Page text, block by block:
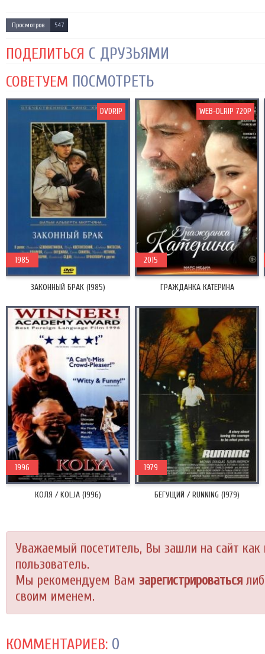
Просмотров 547
ПОДЕЛИТЬСЯ С ДРУЗЬЯМИ
СОВЕТУЕМ ПОСМОТРЕТЬ
ЗАКОННЫЙ БРАК (1985)
1985
DVDRIP
ГРАЖДАНКА КАТЕРИНА
2015
WEB-DLRIP 720P
КОЛЯ / KOLJA (1996)
1996
БЕГУЩИЙ / RUNNING (1979)
1979
Уважаемый посетитель, Вы зашли на сайт как
пользователь.
Мы рекомендуем Вам зарегистрироваться
своим именем.
КОММЕНТАРИЕВ: 0